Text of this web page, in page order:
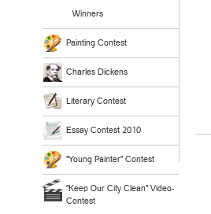
Winners
Painting Contest
Charles Dickens
Literary Contest
Essay Contest 2010
"Young Painter" Contest
"Keep Our City Clean" Video-
Contest